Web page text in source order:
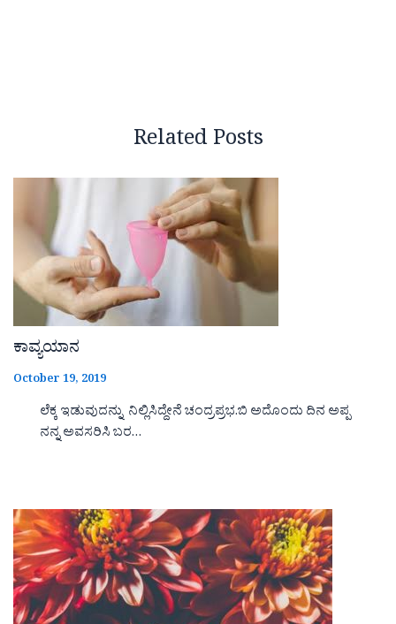
Related Posts
ಕಾವ್ಯಯಾನ
October 19, 2019
ಲೆಕ್ಕ ಇಡುವುದನ್ನು ನಿಲ್ಲಿಸಿದ್ದೇನೆ ಚಂದ್ರಪ್ರಭ.ಬಿ ಅದೊಂದು ದಿನ ಅಪ್ಪ
ನನ್ನ ಅವಸರಿಸಿ ಬರ…